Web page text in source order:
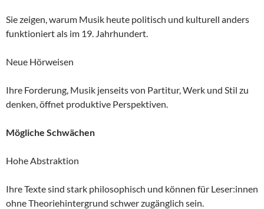
Sie zeigen, warum Musik heute politisch und kulturell anders
funktioniert als im 19. Jahrhundert.
Neue Hörweisen
Ihre Forderung, Musik jenseits von Partitur, Werk und Stil zu
denken, öffnet produktive Perspektiven.
Mögliche Schwächen
Hohe Abstraktion
Ihre Texte sind stark philosophisch und können für Leser:innen
ohne Theoriehintergrund schwer zugänglich sein.